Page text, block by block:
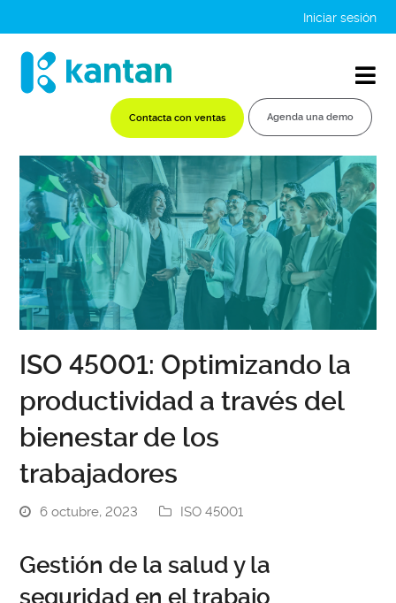
Iniciar sesión
Contacta con ventas Agenda una demo
ISO 45001: Optimizando la
productividad a través del
bienestar de los
trabajadores
6 octubre, 2023 ISO 45001
Gestión de la salud y la
seguridad en el trabajo